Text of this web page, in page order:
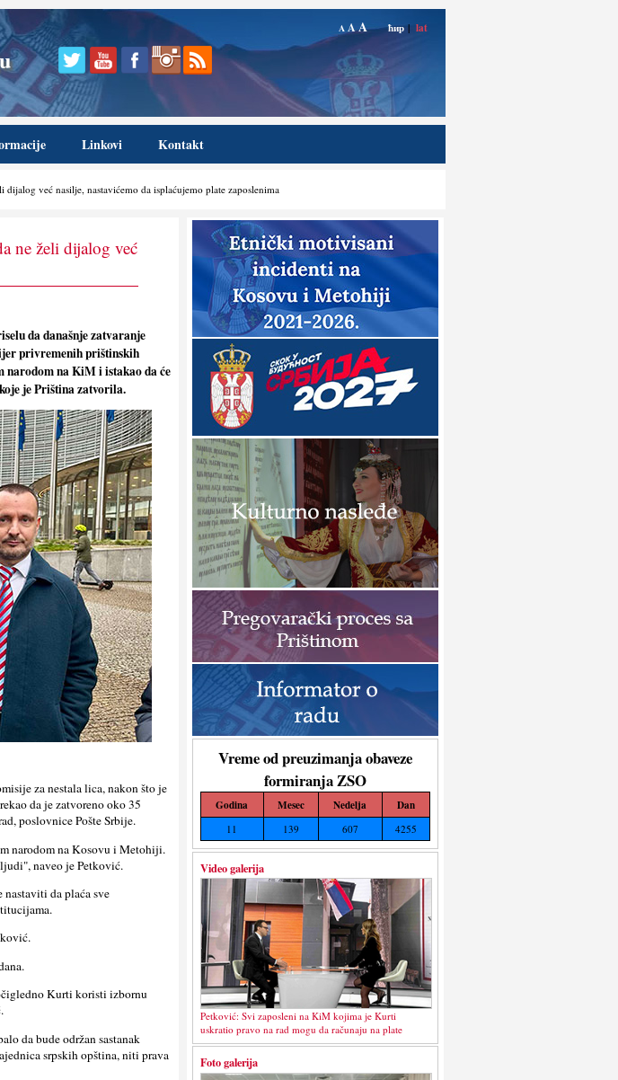
A AA ћир | lat
Linkovi Kontakt
već nasilje, nastavićemo da isplaćujemo plate zaposlenima
Vreme od preuzimanja obaveze
formiranja ZSO
Godina Mesec Nedelja Dan
11 139 607 4255
Video galerija
Petković: Svi zaposleni na KiM kojima je Kurti
uskratio pravo na rad mogu da računaju na plate
Foto galerija
ne želi dijalog već
da današnje zatvaranje
privremenih prištinskih
na KiM i istakao da će
je Priština zatvorila.
za nestala lica, nakon što je
da je zatvoreno oko 35
poslovnice Pošte Srbije.
narodom na Kosovu i Metohiji.
naveo je Petković.
da plaća sve
Kurti koristi izbornu
da bude održan sastanak
srpskih opština, niti prava